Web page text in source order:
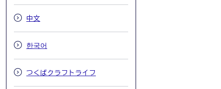
中文
한국어
つくばクラフトライフ